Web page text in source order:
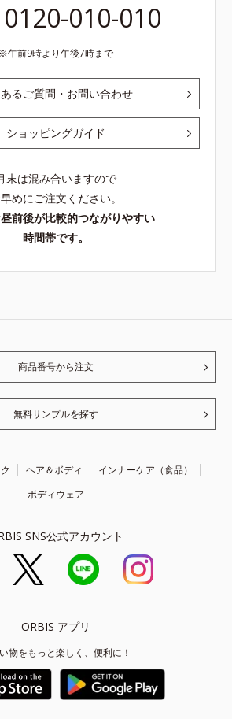
0120-010-010
午前9時より午後7時まで
るご質問・お問い合わせ
ショッピングガイド
末は混み合いますので
めにご注文ください。
前後が比較的つながりやすい
時間帯です。
商品番号から注文
無料サンプルを探す
ヘア＆ボディ
インナーケア（食品）
ボディウェア
SNS公式アカウント
ORBIS アプリ
物をもっと楽しく、便利に！